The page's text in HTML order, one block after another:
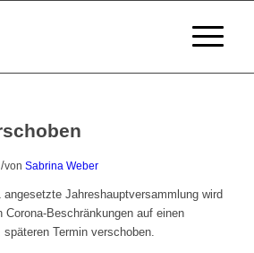
/von Sabrina Weber
angesetzte Jahreshauptversammlung wird
Corona-Beschränkungen auf einen
Termin verschoben.